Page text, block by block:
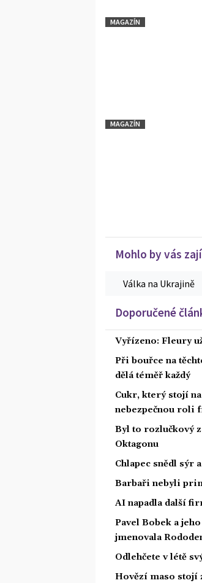
MAGAZÍN
MAGAZÍN
Mohlo by vás
Válka na Ukrajině
Doporučené
Vyřízeno: Fleury
Při bouřce na
dělá téměř každý
Cukr, který stojí
nebezpečnou roli
Byl to rozlučkový
Oktagonu
Chlapec snědl sýr
Barbaři nebyli
AI napadla další
Pavel Bobek a
jmenovala
Odlehčete v létě
Hovězí maso stojí